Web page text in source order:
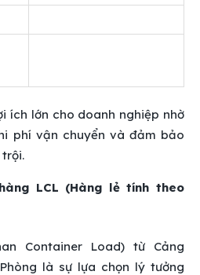
ích lớn cho doanh nghiệp nhờ
phí vận chuyển và đảm bảo
LCL (Hàng lẻ tính theo
Container Load) từ Cảng
là sự lựa chọn lý tưởng